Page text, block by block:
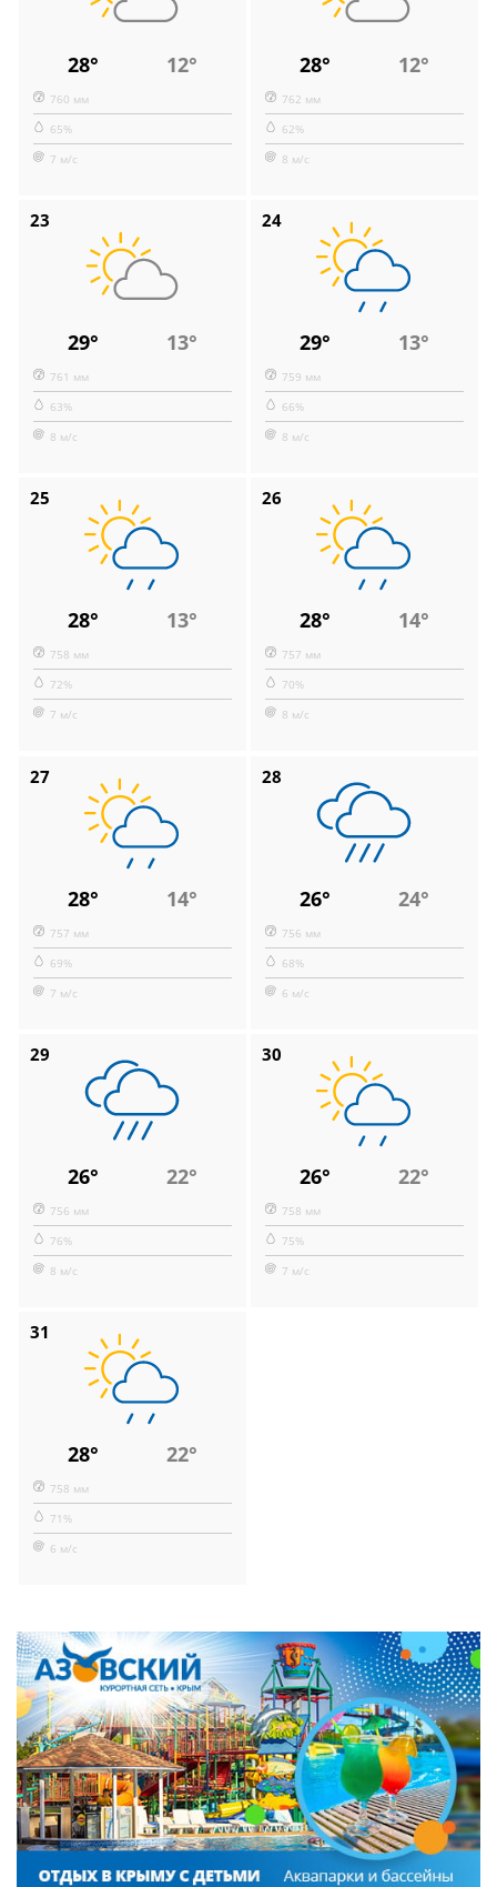
28° 12°
760 мм
65%
7 м/с
28° 12°
762 мм
62%
8 м/с
23
29° 13°
761 мм
63%
8 м/с
24
29° 13°
759 мм
66%
8 м/с
25
28° 13°
758 мм
72%
7 м/с
26
28° 14°
757 мм
70%
8 м/с
27
28° 14°
757 мм
69%
7 м/с
28
26° 24°
756 мм
68%
6 м/с
29
26° 22°
756 мм
76%
8 м/с
30
26° 22°
758 мм
75%
7 м/с
31
28° 22°
758 мм
71%
6 м/с